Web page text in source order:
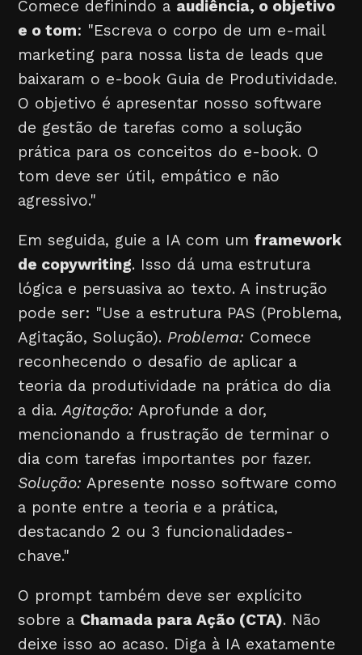
Comece definindo a audiência, o objetivo
e o tom: "Escreva o corpo de um e-mail
marketing para nossa lista de leads que
baixaram o e-book Guia de Produtividade.
O objetivo é apresentar nosso software
de gestão de tarefas como a solução
prática para os conceitos do e-book. O
tom deve ser útil, empático e não
agressivo."
Em seguida, guie a IA com umframework
de copywriting. Isso dá uma estrutura
lógica e persuasiva ao texto. A instrução
pode ser: "Use a estrutura PAS (Problema,
Agitação, Solução). Problema: Comece
reconhecendo o desafio de aplicar a
teoria da produtividade na prática do dia
a dia.Agitação: Aprofunde a dor,
mencionando a frustração de terminar o
dia com tarefas importantes por fazer.
Solução: Apresente nosso software como
a ponte entre a teoria e a prática,
destacando 2 ou 3 funcionalidades-
chave."
O prompt também deve ser explícito
sobre a Chamada para Ação (CTA). Não
deixe isso ao acaso. Diga à IA exatamente